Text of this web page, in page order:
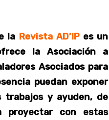
la Revista AD’IPes un
la Asociación a
Asociados para
puedan exponer
trabajos y ayuden, de
proyectar con estas